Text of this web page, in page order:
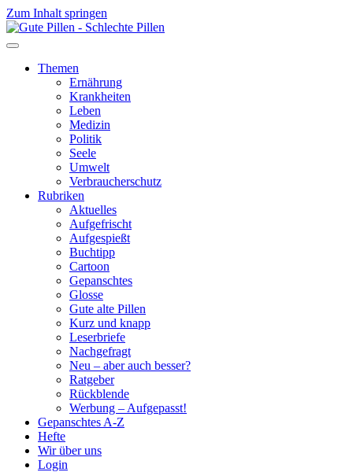
Zum Inhalt springen
Themen
Ernährung
Krankheiten
Leben
Medizin
Politik
Seele
Umwelt
Verbraucherschutz
Rubriken
Aktuelles
Aufgefrischt
Aufgespießt
Buchtipp
Cartoon
Gepanschtes
Glosse
Gute alte Pillen
Kurz und knapp
Leserbriefe
Nachgefragt
Neu – aber auch besser?
Ratgeber
Rückblende
Werbung – Aufgepasst!
Gepanschtes A-Z
Hefte
Wir über uns
Login